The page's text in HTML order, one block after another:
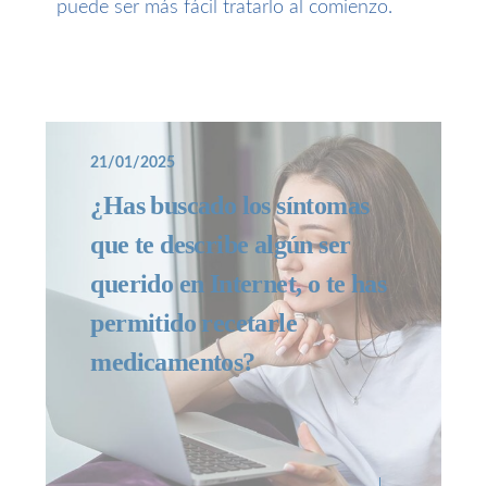
puede ser más fácil tratarlo al comienzo.
21/01/2025
¿Has buscado los síntomas
que te describe algún ser
querido en Internet, o te has
permitido recetarle
medicamentos?